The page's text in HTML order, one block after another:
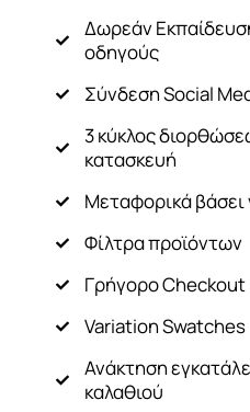
Δωρεάν
οδηγούς
Σύνδεση Social
3 κύκλος
κατασκευή
Μεταφορικά βάσει
Φίλτρα προϊόντων
Γρήγορο Checkout
Variation Swatches
Ανάκτηση
καλαθιού